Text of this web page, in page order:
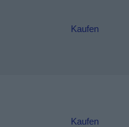
Kaufen
Kaufen